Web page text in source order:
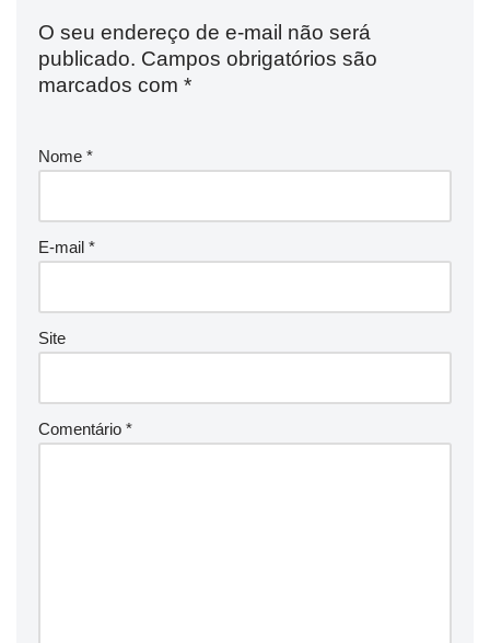
O seu endereço de e-mail não será
publicado. Campos obrigatórios são
marcados com *
Nome *
E-mail *
Site
Comentário *